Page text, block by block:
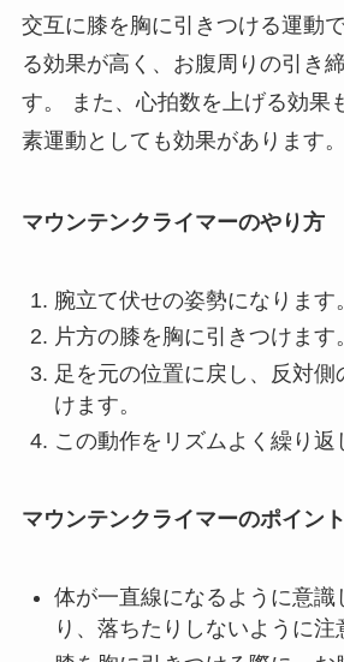
交互に膝を胸に引きつける運動
る効果が高く、お腹周りの引き
す。 また、心拍数を上げる効果
素運動としても効果があります。
マウンテンクライマーのやり方
腕立て伏せの姿勢になります。
片方の膝を胸に引きつけます。
足を元の位置に戻し、反対側
けます。
この動作をリズムよく繰り返
マウンテンクライマーのポイント
体が一直線になるように意識
り、落ちたりしないように注